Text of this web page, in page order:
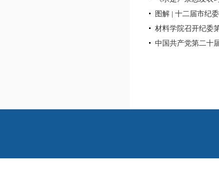
图解 | 十二届市纪
材料学院召开纪委
中国共产党第二十